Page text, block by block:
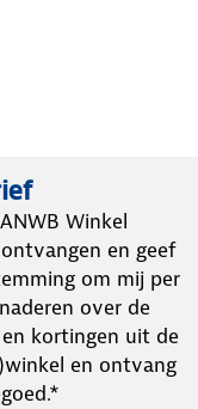
Winkel
en geef
om mij per
over de
kortingen uit de
en ontvang